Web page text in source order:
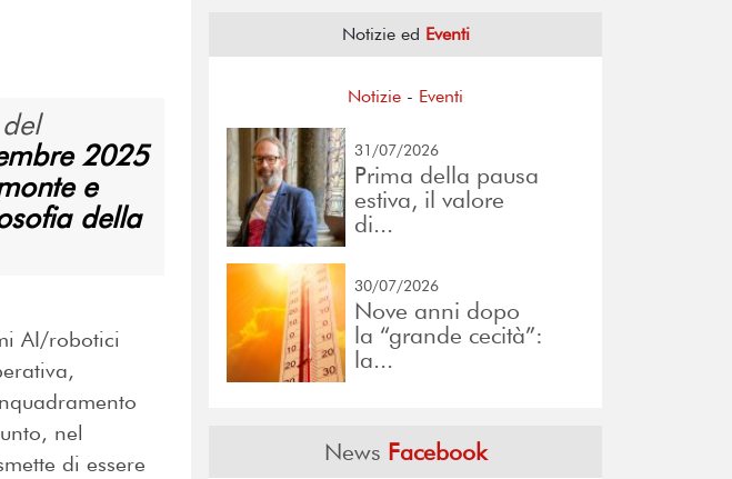
2025
e
della
AI/robotici
nel
di essere
Notizie ed Eventi
Notizie - Eventi
31/07/2026
Prima della pausa
estiva, il valore
di...
30/07/2026
Nove anni dopo
la “grande cecità”:
la...
News Facebook